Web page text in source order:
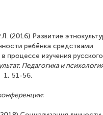
(2016) Развитие
ребёнка средствами
процессе изучения русского
Педагогика и
1, 51-56.
: